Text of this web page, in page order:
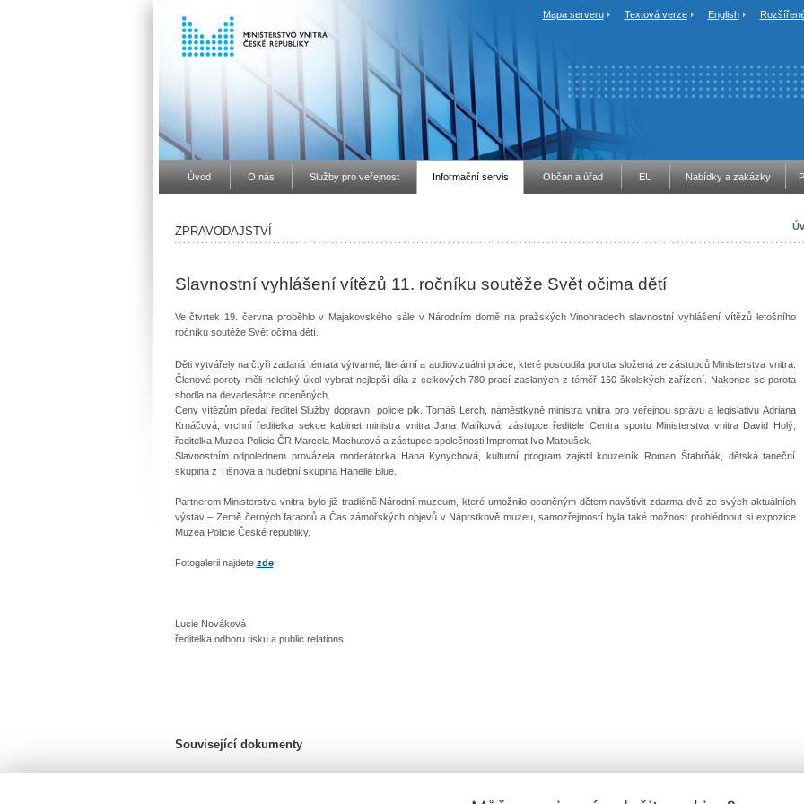
Mapa serveru Textová verze English
Úvod O nás Služby pro veřejnost Informační servis Občan a úřad EU Nabídky a zakázky
ZPRAVODAJSTVÍ
Slavnostní vyhlášení vítězů 11. ročníku soutěže Svět očima dětí
Ve čtvrtek 19. června proběhlo v Majakovského sále v Národním domě na pražských Vinohradech slavnostní vyhlášení vítězů letošního
ročníku soutěže Svět očima dětí.
Děti vytvářely na čtyři zadaná témata výtvarné, literární a audiovizuální práce, které posoudila porota složená ze zástupců Ministerstva vnitra.
Členové poroty měli nelehký úkol vybrat nejlepší díla z celkových 780 prací zaslaných z téměř 160 školských zařízení. Nakonec se porota
shodla na devadesátce oceněných.
Ceny vítězům předal ředitel Služby dopravní policie plk. Tomáš Lerch, náměstkyně ministra vnitra pro veřejnou správu a legislativu Adriana
Krnáčová, vrchní ředitelka sekce kabinet ministra vnitra Jana Malíková, zástupce ředitele Centra sportu Ministerstva vnitra David Holý,
ředitelka Muzea Policie ČR Marcela Machutová a zástupce společnosti Impromat Ivo Matoušek.
Slavnostním odpolednem provázela moderátorka Hana Kynychová, kulturní program zajistil kouzelník Roman Štabrňák, dětská taneční
skupina z Tišnova a hudební skupina Hanelle Blue.
Partnerem Ministerstva vnitra bylo již tradičně Národní muzeum, které umožnilo oceněným dětem navštívit zdarma dvě ze svých aktuálních
výstav – Země černých faraonů a Čas zámořských objevů v Náprstkově muzeu, samozřejmostí byla také možnost prohlédnout si expozice
Muzea Policie České republiky.
Fotogalerii najdete zde.
Lucie Nováková
ředitelka odboru tisku a public relations
Související dokumenty